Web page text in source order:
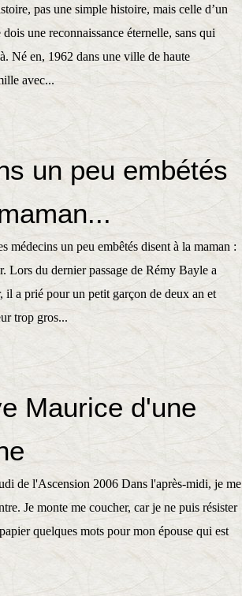
pas une simple histoire, mais celle d’un
une reconnaissance éternelle, sans qui
Né en, 1962 dans une ville de haute
avec...
un peu embétés
médecins un peu embêtés disent à la maman :
Lors du dernier passage de Rémy Bayle a
il a prié pour un petit garçon de deux an et
trop gros...
Maurice d'une
de l'Ascension 2006 Dans l'après-midi, je me
Je monte me coucher, car je ne puis résister
quelques mots pour mon épouse qui est